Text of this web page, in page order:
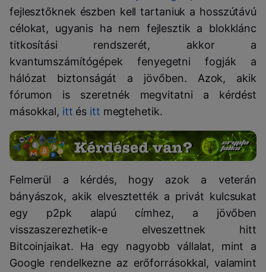
fejlesztőknek észben kell tartaniuk a hosszútávú
célokat, ugyanis ha nem fejlesztik a blokklánc
titkosítási rendszerét, akkor a
kvantumszámítógépek fenyegetni fogják a
hálózat biztonságát a jövőben. Azok, akik
fórumon is szeretnék megvitatni a kérdést
másokkal, itt és itt megtehetik.
Felmerül a kérdés, hogy azok a veterán
bányászok, akik elvesztették a privát kulcsukat
egy p2pk alapú címhez, a jövőben
visszaszerezhetik-e elveszettnek hitt
Bitcoinjaikat. Ha egy nagyobb vállalat, mint a
Google rendelkezne az erőforrásokkal, valamint